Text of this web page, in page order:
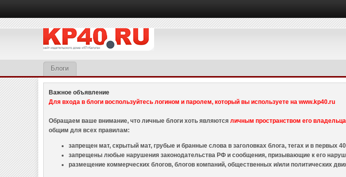
Блоги
Важное объявление
Для входа в блоги воспользуйтесь логином и паролем, который вы используете на www.kp40.ru
Обращаем ваше внимание, что личные блоги хоть являютсяличным пространством его владельца
общим для всех правилам:
запрещен мат, скрытый мат, грубые и бранные слова в заголовках блога, тегах и в первых
запрещены любые нарушения законодательства РФ и сообщения, призывающие к его
размещение коммерческих блогов, блогов компаний, общественных и/или политических